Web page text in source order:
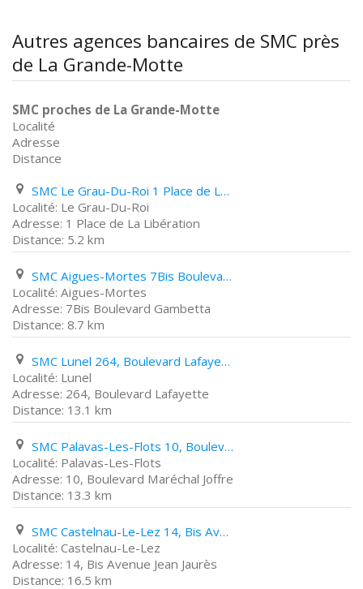
Autres agences bancaires de SMC près
de La Grande-Motte
SMC proches de La Grande-Motte
Localité
Adresse
Distance
SMC Le Grau-Du-Roi 1 Place de La Libération
Le Grau-Du-Roi
1 Place de La Libération
5.2 km
SMC Aigues-Mortes 7Bis Boulevard Gambetta
Aigues-Mortes
7Bis Boulevard Gambetta
8.7 km
SMC Lunel 264, Boulevard Lafayette
Lunel
264, Boulevard Lafayette
13.1 km
SMC Palavas-Les-Flots 10, Boulevard Maréchal Joffre
Palavas-Les-Flots
10, Boulevard Maréchal Joffre
13.3 km
SMC Castelnau-Le-Lez 14, Bis Avenue Jean Jaurès
Castelnau-Le-Lez
14, Bis Avenue Jean Jaurès
16.5 km